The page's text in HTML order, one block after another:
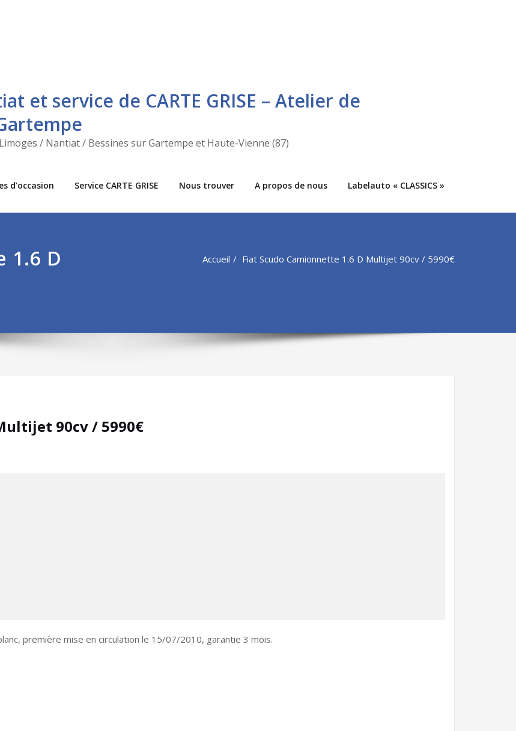
et service de CARTE GRISE – Atelier de
/ Nantiat / Bessines sur Gartempe et Haute-Vienne (87)
d’occasion Service CARTE GRISE Nous trouver A propos de nous Labelauto « CLASSICS »
1.6 D
Accueil Fiat Scudo Camionnette 1.6 D Multijet 90cv / 5990€
90cv / 5990€
première mise en circulation le 15/07/2010, garantie 3 mois.